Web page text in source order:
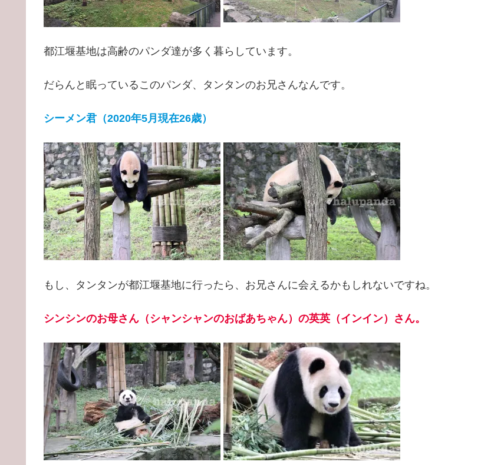
都江堰基地は高齢のパンダ達が多く暮らしています。
だらんと眠っているこのパンダ、タンタンのお兄さんなんです。
シーメン君（2020年5月現在26歳）
もし、タンタンが都江堰基地に行ったら、お兄さんに会えるかもしれないですね。
シンシンのお母さん（シャンシャンのおばあちゃん）の英英（インイン）さん。